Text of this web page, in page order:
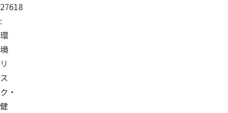
27618
:
環
境
リ
ス
ク・
健